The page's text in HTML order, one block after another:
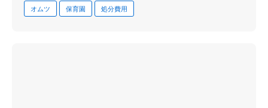
オムツ 保育園 処分費用